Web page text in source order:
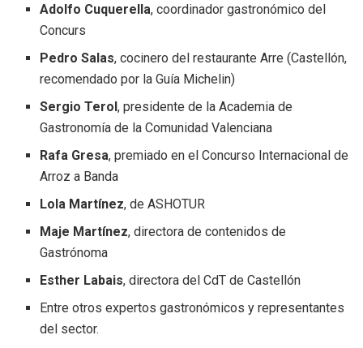
Adolfo Cuquerella, coordinador gastronómico del
Concurs
Pedro Salas, cocinero del restaurante Arre (Castellón,
recomendado por la Guía Michelin)
Sergio Terol, presidente de la Academia de
Gastronomía de la Comunidad Valenciana
Rafa Gresa, premiado en el Concurso Internacional de
Arroz a Banda
Lola Martínez, de ASHOTUR
Maje Martínez, directora de contenidos de
Gastrónoma
Esther Labais, directora del CdT de Castellón
Entre otros expertos gastronómicos y representantes
del sector.